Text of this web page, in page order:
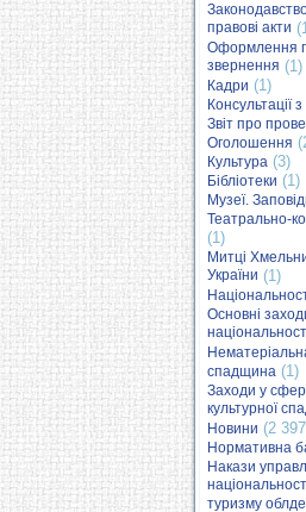
правові акти
Оформлення
звернення (1)
Кадри (1)
Консультації
Звіт про
Оголошення
Культура (3)
Бібліотеки (1)
Музеї.
Театрально-
(1)
Митці
України (1)
Основні
спадщина (1)
Заходи у
культурної
Новини (2
Нормативна
Накази
туризму